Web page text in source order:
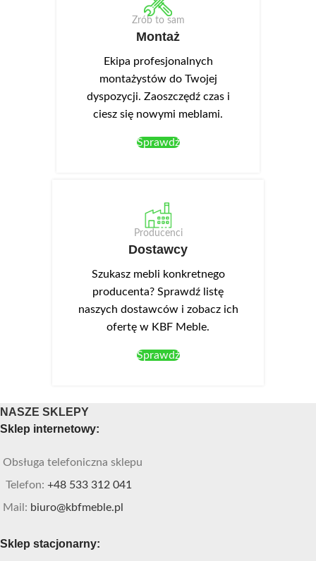
Zrób to sam
Montaż
Ekipa profesjonalnych
montażystów do Twojej
dyspozycji. Zaoszczędź czas i
ciesz się nowymi meblami.
Sprawdź
Producenci
Dostawcy
Szukasz mebli konkretnego
producenta? Sprawdź listę
naszych dostawców i zobacz ich
ofertę w KBF Meble.
Sprawdź
NASZE SKLEPY
Sklep internetowy:
Obsługa telefoniczna sklepu
Telefon: +48 533 312 041
Mail: biuro@kbfmeble.pl
Sklep stacjonarny: